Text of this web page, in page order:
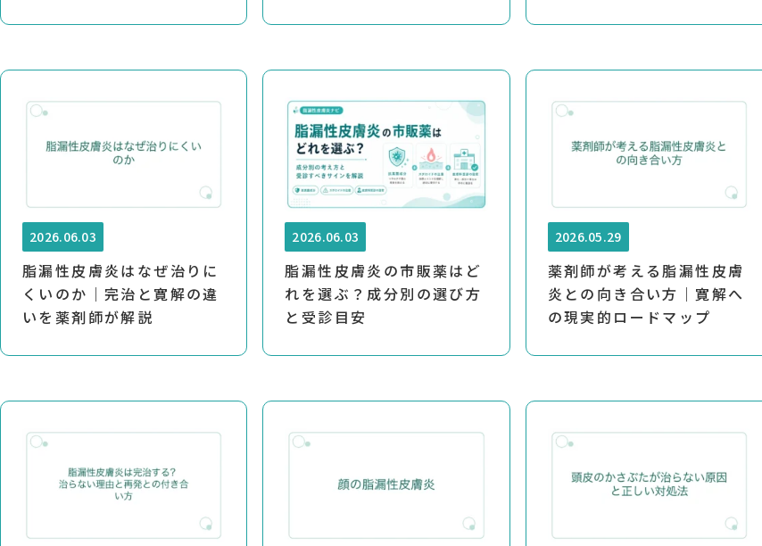
2026.06.03
脂漏性皮膚炎はなぜ治りに
くいのか｜完治と寛解の違
いを薬剤師が解説
2026.06.03
脂漏性皮膚炎の市販薬はど
れを選ぶ？成分別の選び方
と受診目安
2026.05.29
薬剤師が考える脂漏性皮膚
炎との向き合い方｜寛解へ
の現実的ロードマップ